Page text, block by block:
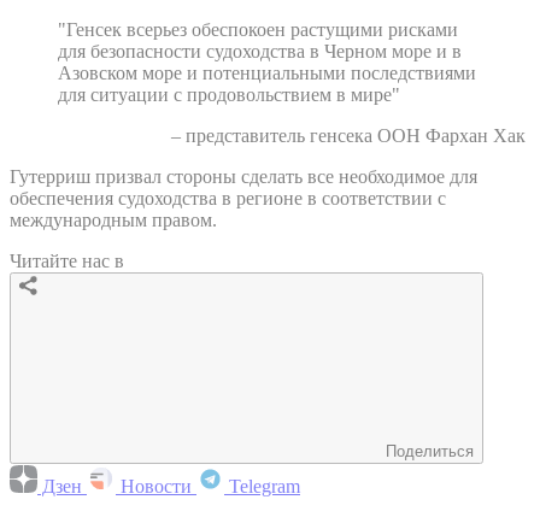
"Генсек всерьез обеспокоен растущими рисками
для безопасности судоходства в Черном море и в
Азовском море и потенциальными последствиями
для ситуации с продовольствием в мире"
– представитель генсека ООН Фархан Хак
Гутерриш призвал стороны сделать все необходимое для
обеспечения судоходства в регионе в соответствии с
международным правом.
Читайте нас в
Поделиться
Дзен Новости Telegram